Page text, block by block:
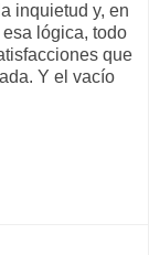
inquietud y, en
lógica, todo
que
Y el vacío